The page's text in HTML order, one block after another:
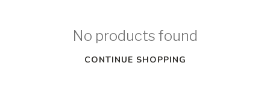
No products found
CONTINUE SHOPPING